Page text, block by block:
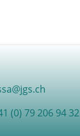
(0) 79 206 94 32